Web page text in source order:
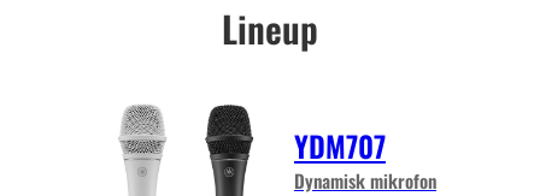
Lineup
YDM707
Dynamisk mikrofon